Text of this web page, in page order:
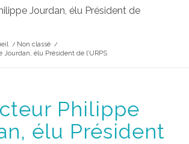
Jourdan, élu Président de
/ Non classé /
Jourdan, élu Président de l’URPS
Philippe
élu Président